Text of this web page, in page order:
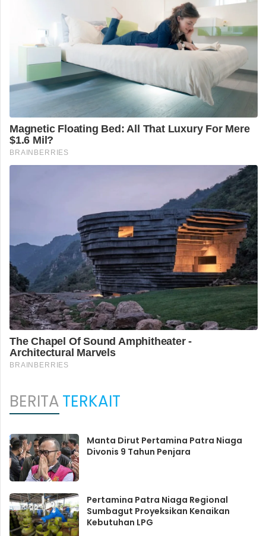
BERITATERKAIT
Manta Dirut Pertamina Patra Niaga
Divonis 9 Tahun Penjara
Pertamina Patra Niaga Regional
Sumbagut Proyeksikan Kenaikan
Kebutuhan LPG